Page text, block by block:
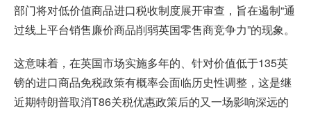
部门将对低价值商品进口税收制度展开审查，旨在遏制“通
过线上平台销售廉价商品削弱英国零售商竞争力”的现象。
这意味着，在英国市场实施多年的、针对价值低于135英
镑的进口商品免税政策有概率会面临历史性调整，这是继
近期特朗普取消T86关税优惠政策后的又一场影响深远的